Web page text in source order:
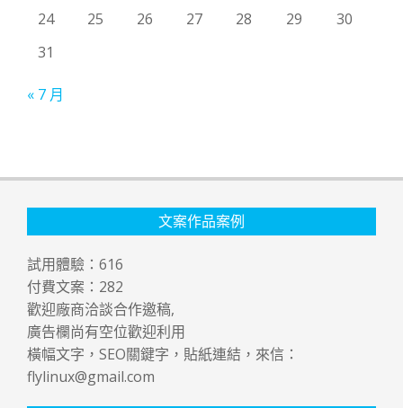
24
25 26 27 28 29
30
31
« 7 月
文案作品案例
試用體驗： 616
付費文案： 282
歡迎廠商洽談合作邀稿,
廣告欄尚有空位歡迎利用
橫幅文字，SEO關鍵字，貼紙連結，來信：
flylinux@gmail.com